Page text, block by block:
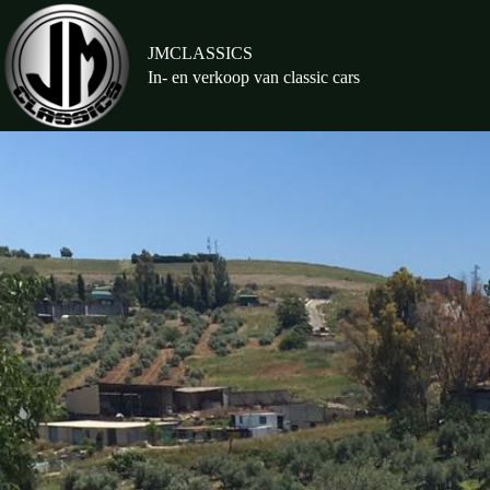
naar
de
inhoud
JMCLASSICS
In- en verkoop van classic cars